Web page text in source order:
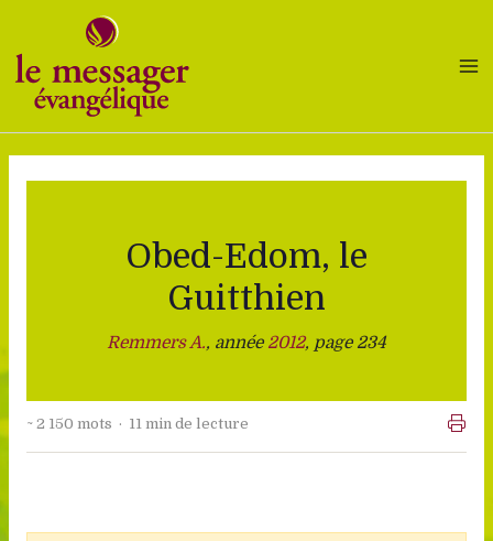
contenu
Obed-Edom, le
Guitthien
Remmers A., année 2012, page 234
~ 2 150 mots · 11 min de lecture